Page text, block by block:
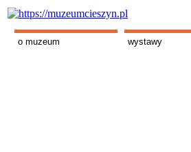
o muzeum wystawy